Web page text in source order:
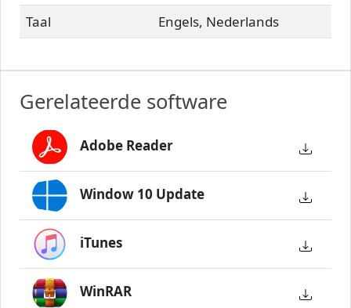
Taal
Engels, Nederlands
Gerelateerde software
Adobe Reader
Window 10 Update
iTunes
WinRAR